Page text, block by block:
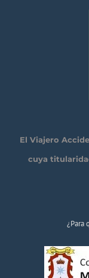
El Viajero
cuya
¿Para